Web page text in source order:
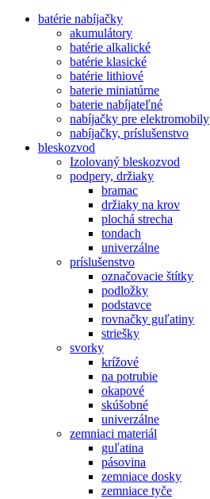
batérie nabíjačky
akumulátory
batérie alkalické
batérie klasické
batérie lithiové
baterie miniatúrne
baterie nabíjateľné
nabíjačky pre elektromobily
nabíjačky, príslušenstvo
bleskozvod
Izolovaný bleskozvod
podpery, držiaky
bramac
držiaky na krov
plochá strecha
tondach
univerzálne
príslušenstvo
označovacie štítky
podložky
podstavce
rovnačky guľatiny
striešky
svorky
krížové
na potrubie
okapové
skúšobné
univerzálne
zemniaci materiál
guľatina
pásovina
zemniace dosky
zemniace tyče